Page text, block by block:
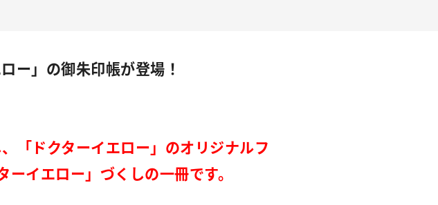
ー」の御朱印帳が登場！
「ドクターイエロー」のオリジナルフ
イエロー」づくしの一冊です。